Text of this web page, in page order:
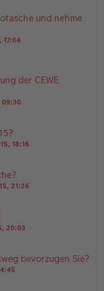
und nehme
17:04
der CEWE
09:30
18:16
21:26
20:03
bevorzugen Sie?